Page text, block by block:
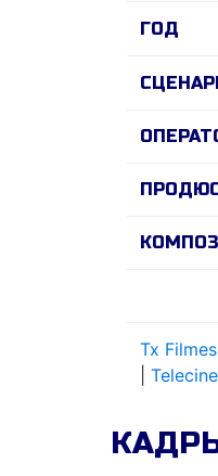
ГОД
Tx Filmes
Telecine